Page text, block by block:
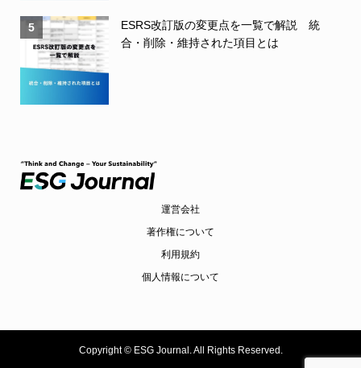
5
ESRS改訂版の変更点を一覧で解説 統
合・削除・維持された項目とは
運営会社
著作権について
利用規約
個人情報について
Copyright ©ESG Journal. All Rights Reserved.